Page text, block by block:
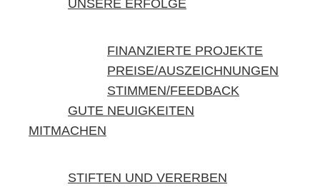
UNSERE ERFOLGE
FINANZIERTE PROJEKTE
PREISE/AUSZEICHNUNGEN
STIMMEN/FEEDBACK
GUTE NEUIGKEITEN
MITMACHEN
STIFTEN UND VERERBEN